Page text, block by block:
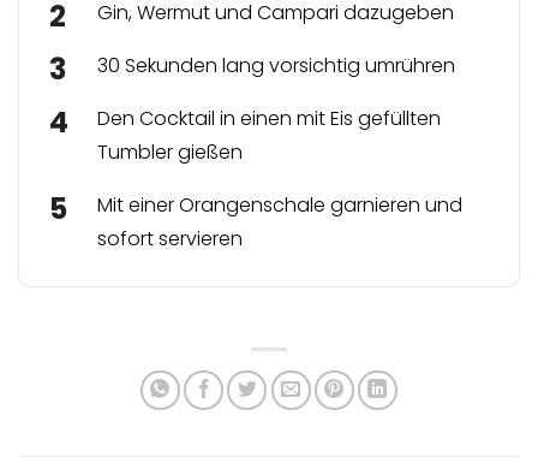
Gin, Wermut und Campari dazugeben
30 Sekunden lang vorsichtig umrühren
Den Cocktail in einen mit Eis gefüllten
Tumbler gießen
Mit einer Orangenschale garnieren und
sofort servieren